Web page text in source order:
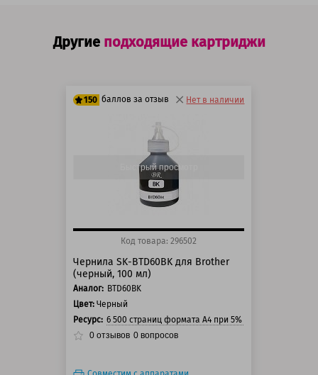
Другие подходящие картриджи
150 баллов за отзыв Нет в наличии
Быстрый просмотр
Код товара: 296502
Чернила SK-BTD60BK для Brother
(черный, 100 мл)
Аналог: BTD60BK
Цвет: Черный
Ресурс: 6 500 страниц формата А4 при 5% заполнении
0 отзывов 0 вопросов